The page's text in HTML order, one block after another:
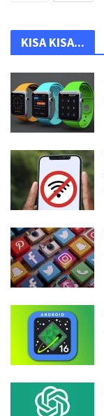
KISA KISA...